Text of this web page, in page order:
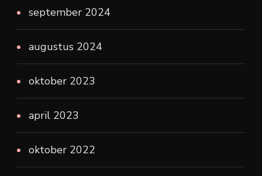
september 2024
augustus 2024
oktober 2023
april 2023
oktober 2022